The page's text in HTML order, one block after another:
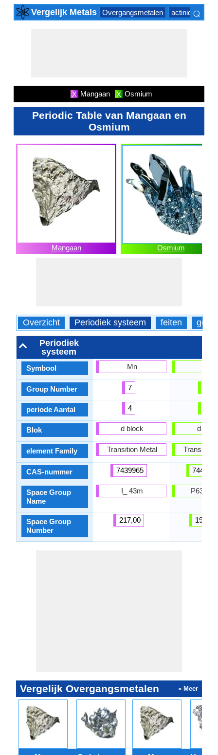
Vergelijk Metals Overgangsmetalen actinide Series
⌕
X Mangaan X Osmium
Periodic Table van Mangaan en
Osmium
Mangaan Osmium
Overzicht Periodiek systeem feiten
Periodiek
systeem
Symbool
Group Number
periode Aantal
Blok
element Family
CAS-nummer
Space Group
Name
Space Group
Number
Mn
7
4
d block
Transition Metal
7439965
I_ 43m
217,00
d
Transition
P63 /
194,00
Vergelijk Overgangsmetalen » Meer